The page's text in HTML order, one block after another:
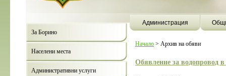
Администрация
За Борино
Населени места
Административни услуги
Начало > Архив на обяви
Обявление за водопровод